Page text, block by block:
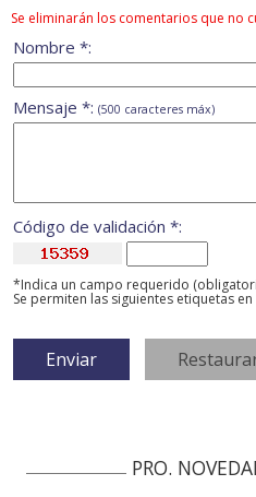
Se eliminarán los comentarios que no
Nombre *:
Mensaje *: (500 caracteres máx)
Código de validación *:
*Indica un campo requerido
Se permiten las siguientes etiquetas
PRO.